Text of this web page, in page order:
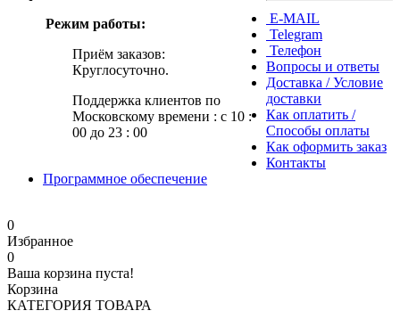
Режим работы:
Приём заказов:
Круглосуточно.
Поддержка клиентов по
Московскому времени : с 10 :
00 до 23 : 00
E-MAIL
Telegram
Телефон
Вопросы и ответы
Доставка / Условие
доставки
Как оплатить /
Способы оплаты
Как оформить заказ
Контакты
Программное обеспечение
0
Избранное
0
Ваша корзина пуста!
Корзина
КАТЕГОРИЯ ТОВАРА